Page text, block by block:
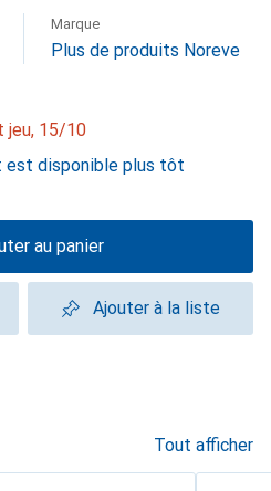
Marque
Plus de produits Noreve
jeu, 15/10
est disponible plus tôt
au panier
Ajouter à la liste
Tout afficher